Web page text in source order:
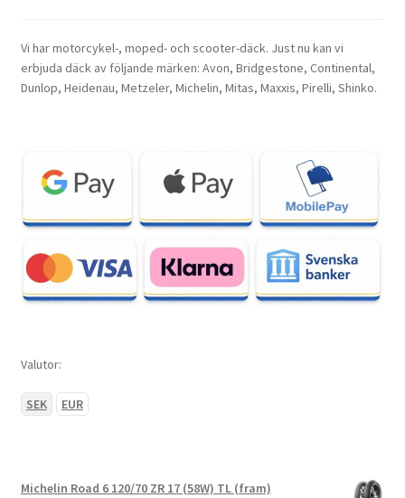
Vi har motorcykel-, moped- och scooter-däck. Just nu kan vi
erbjuda däck av följande märken: Avon, Bridgestone, Continental,
Dunlop, Heidenau, Metzeler, Michelin, Mitas, Maxxis, Pirelli, Shinko.
Valutor:
SEK EUR
Michelin Road 6 120/70 ZR 17 (58W) TL (fram)